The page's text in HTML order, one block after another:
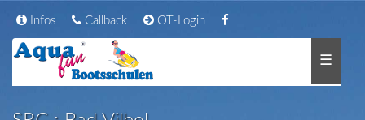
Infos Callback OT-Login
☰